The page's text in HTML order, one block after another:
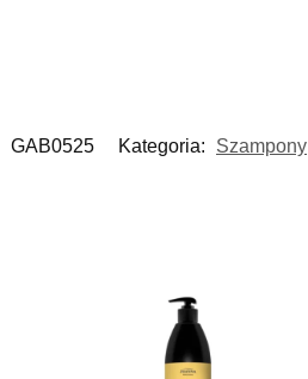
GAB0525 Kategoria: Szampony